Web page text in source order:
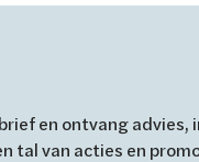
en ontvang advies,
tal van acties en